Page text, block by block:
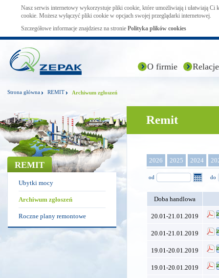
Nasz serwis internetowy wykorzystuje pliki cookie, które umożliwiają i ułatwiają Ci
cookie. Możesz wyłączyć pliki cookie w opcjach swojej przeglądarki internetowej.
Szczegółowe informacje znajdziesz na stronie Polityka plików cookies
O firmie
Strona główna REMIT Archiwum zgłoszeń
REMIT
Ubytki mocy
Archiwum zgłoszeń
Roczne plany remontowe
Remit
2026 2025 2024
od do
Doba handlowa
20.01-21.01.2019
20.01-21.01.2019
19.01-20.01.2019
19.01-20.01.2019